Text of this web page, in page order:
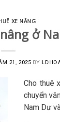
XE NÂNG
ở
21, 2025 BY
Cho thuê
chuyển
Nam Dư